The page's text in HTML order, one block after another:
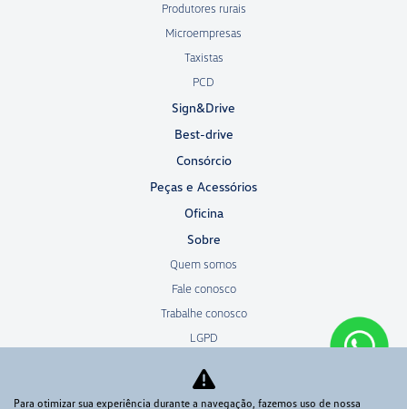
Produtores rurais
Microempresas
Taxistas
PCD
Sign&Drive
Best-drive
Consórcio
Peças e Acessórios
Oficina
Sobre
Quem somos
Fale conosco
Trabalhe conosco
LGPD
Volkswagen Service
Para otimizar sua experiência durante a navegação, fazemos uso de nossa